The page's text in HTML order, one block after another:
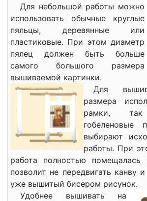
Для небольшой работы можно
использовать обычные круглые
пяльцы, деревянные или
пластиковые. При этом диаметр
пялец должен быть больше
самого большого размера
вышиваемой картинки.
Для
размера
рамки, так
гобеленовые
выбирают
работы. При
работа полностью помещалась
позволит не передвигать канву
уже вышитый бисером рисунок.
Удобнее вышивать на